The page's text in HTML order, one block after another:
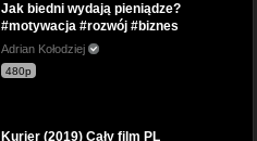
Jak biedni wydają pieniądze?
#motywacja #rozwój #biznes
Adrian Kołodziej
480p
Kurier (2019) Cały film PL